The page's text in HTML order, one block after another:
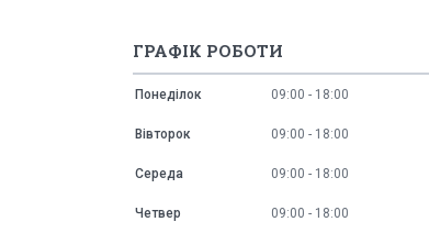
ГРАФІК РОБОТИ
Понеділок 09:00 18:00
Вівторок 09:00 18:00
Середа 09:00 18:00
Четвер 09:00 18:00